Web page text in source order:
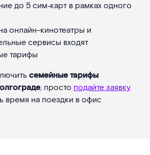
до 5 сим‑карт в рамках одного
онлайн-кинотеатры и
сервисы входят
тарифы
семейные тарифы
, просто подайте заявку
время на поездки в офис